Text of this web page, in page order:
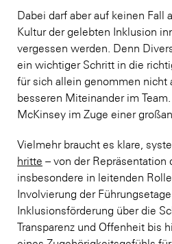
Dabei darf aber auf keinen Fall
Kultur der gelebten Inklusion
vergessen werden. Denn
ein wichtiger Schritt in die
für sich allein genommen nicht
besseren Miteinander im
McKinsey im Zuge einer
Vielmehr braucht es klare,
hritte – von der Repräsentation
insbesondere in leitenden
Involvierung der
Inklusionsförderung über die
Transparenz und Offenheit bis